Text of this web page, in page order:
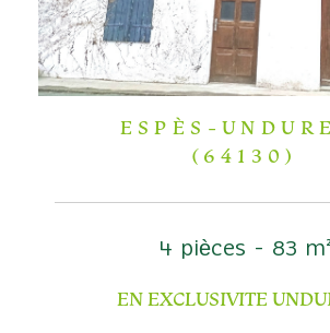
ESPÈS-
(64130)
4 pièces - 83 m²
EN EXCLUSIVITE